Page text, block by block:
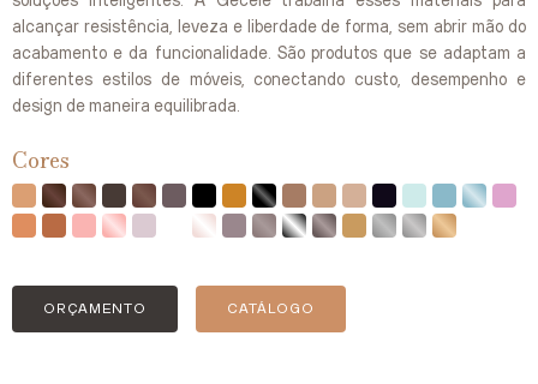
alcançar resistência, leveza e liberdade de forma, sem abrir mão do
acabamento e da funcionalidade. São produtos que se adaptam a
diferentes estilos de móveis, conectando custo, desempenho e
design de maneira equilibrada.
Cores
ORÇAMENTO CATÁLOGO